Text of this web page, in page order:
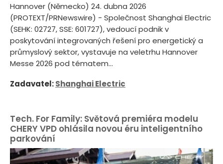
Hannover (Německo) 24. dubna 2026
(PROTEXT/PRNewswire) - Společnost Shanghai Electric
(SEHK: 02727, SSE: 601727), vedoucí podnik v
poskytování integrovaných řešení pro energetický a
průmyslový sektor, vystavuje na veletrhu Hannover
Messe 2026 pod tématem...
Zadavatel:Shanghai Electric
Tech. For Family: Světová premiéra modelu
CHERY VPD ohlásila novou éru inteligentního
parkování